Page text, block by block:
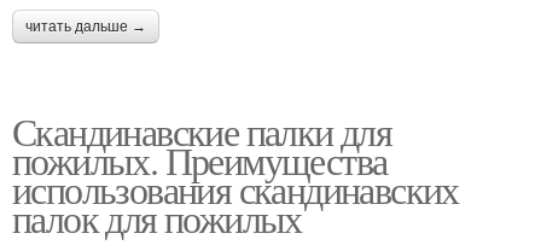
читать дальше →
Скандинавские палки для
пожилых. Преимущества
использования скандинавских
палок для пожилых